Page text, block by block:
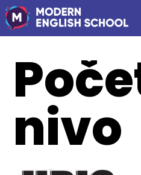
nivo